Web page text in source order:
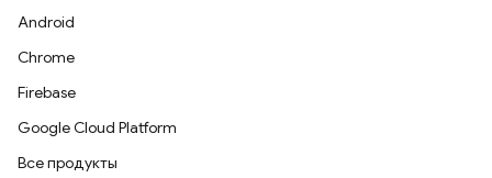
Android
Chrome
Firebase
Google Cloud Platform
Все продукты